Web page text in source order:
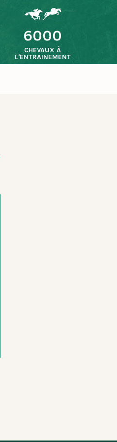
6000
CHEVAUX À
L'ENTRAINEMENT